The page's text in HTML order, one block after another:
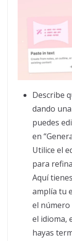
Describe
dando
puedes
en
Utilice el
para
Aquí
amplía tu
el número
el idioma,
hayas